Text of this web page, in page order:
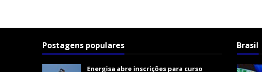
Postagens populares
Energisa abre inscrições para curso
Brasil